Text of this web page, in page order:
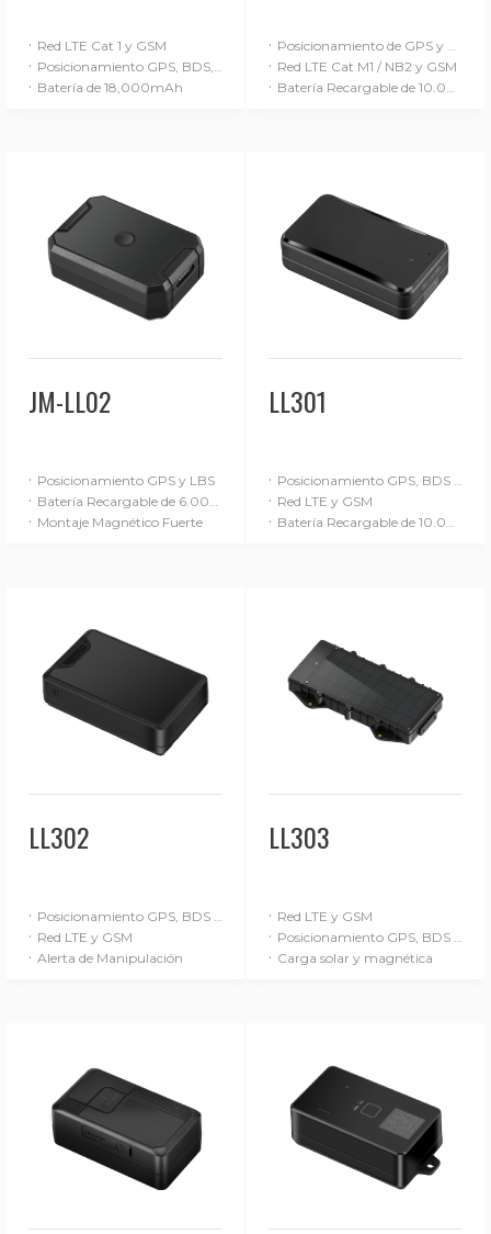
· Red LTE Cat 1 y GSM
· Posicionamiento GPS, BDS, LBS y BLE
· Batería de 18,000mAh
· Posicionamiento de GPS y LBS
· Red LTE Cat M1 / NB2 y GSM
· Batería Recargable de 10.000 mAh
JM-LL02
· Posicionamiento GPS y LBS
· Batería Recargable de 6.000 mAh
· Montaje Magnético Fuerte
LL301
· Posicionamiento GPS, BDS y LBS
· Red LTE y GSM
· Batería Recargable de 10.000 mAh
LL302
· Posicionamiento GPS, BDS y LBS
· Red LTE y GSM
· Alerta de Manipulación
LL303
· Red LTE y GSM
· Posicionamiento GPS, BDS y LBS
· Carga solar y magnética